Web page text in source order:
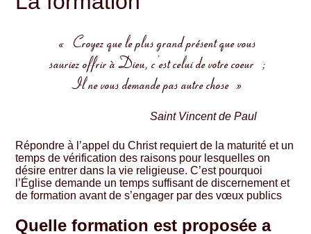
« Croyez que le plus grand présent que vous
sauriez offrir à Dieu, c’est celui de votre coeur ;
Il ne vous demande pas autre chose »
Saint Vincent de Paul
Répondre à l’appel du Christ requiert de la maturité et un
temps de vérification des raisons pour lesquelles on
désire entrer dans la vie religieuse. C’est pourquoi
l’Église demande un temps suffisant de discernement et
de formation avant de s’engager par des vœux publics
Quelle formation est proposée a